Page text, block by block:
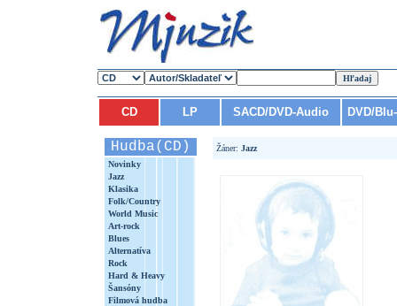
CD LP SACD/DVD-Audio DVD/
Hudba(CD)
Novinky
Jazz
Klasika
Folk/Country
World Music
Art-rock
Blues
Alternatíva
Rock
Hard & Heavy
Šansóny
Filmová hudba
Žáner: Jazz